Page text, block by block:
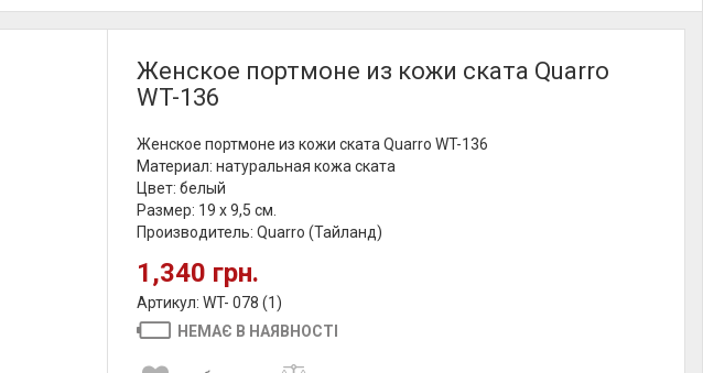
Женское портмоне из кожи ската Quarro
WT-136
Женское портмоне из кожи ската Quarro WT-136
Материал: натуральная кожа ската
Цвет: белый
Размер: 19 х 9,5 см.
Производитель: Quarro (Тайланд)
1,340 грн.
Артикул: WT- 078 (1)
НЕМАЄ В НАЯВНОСТІ